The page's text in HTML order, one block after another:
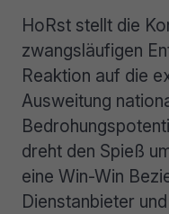
HoRst stellt die
zwangsläufigen
Reaktion auf die
Ausweitung
dreht den Spieß
eine Win-Win
Dienstanbieter